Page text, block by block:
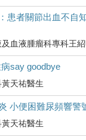
患者關節出血不自
血液腫瘤科專科王
say goodbye
天祐醫生
小便困難尿頻響警
天祐醫生